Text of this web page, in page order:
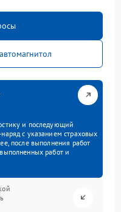
и последующий
с указанием страховых
после выполнения работ
работ и